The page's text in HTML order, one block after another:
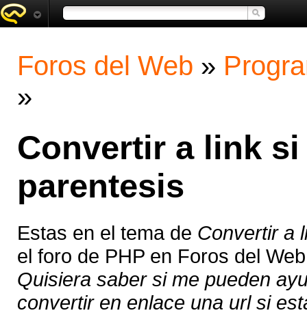
Foros del Web »
»
Convertir a link
parentesis
Estas en el tema de Convertir a
el foro de PHP en Foros del
Quisiera saber si me pueden
convertir en enlace una url si